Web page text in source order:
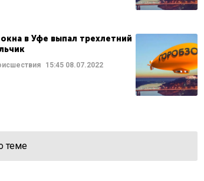
окна в Уфе выпал трехлетний
15:4508.07.2022
теме